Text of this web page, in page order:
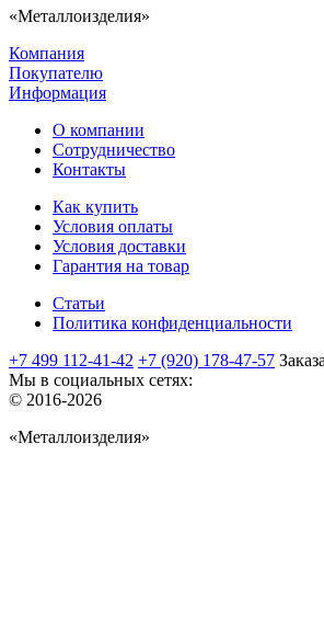
«Металлоизделия»
Компания
Покупателю
Информация
О компании
Сотрудничество
Контакты
Как купить
Условия оплаты
Условия доставки
Гарантия на товар
Статьи
Политика конфиденциальности
+7 499 112-41-42 +7 (920) 178-47-57
Мы в социальных сетях:
© 2016-2026
«Металлоизделия»